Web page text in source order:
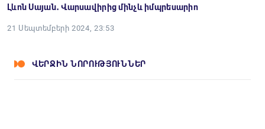
Լևոն Սայան․ Վարսավիրից մինչև իմպրեսարիո
21 Սեպտեմբերի 2024, 23:53
ՎԵՐՋԻՆ ՆՈՐՈՒԹՅՈՒՆՆԵՐ